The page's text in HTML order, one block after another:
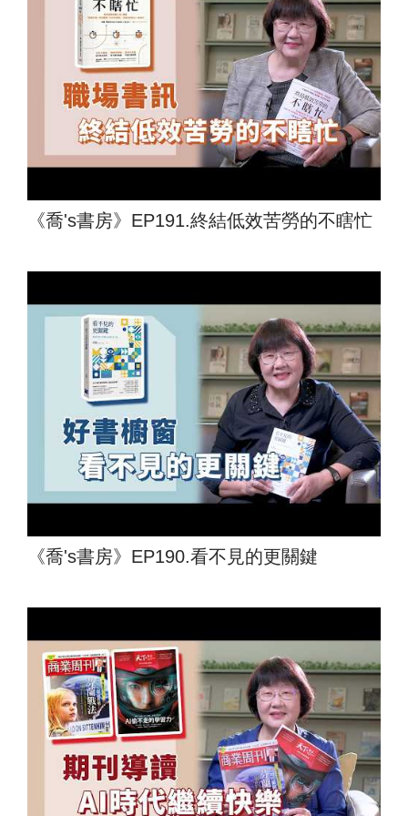
《喬's書房》EP191.終結低效苦勞的不瞎忙
《喬's書房》EP190.看不見的更關鍵